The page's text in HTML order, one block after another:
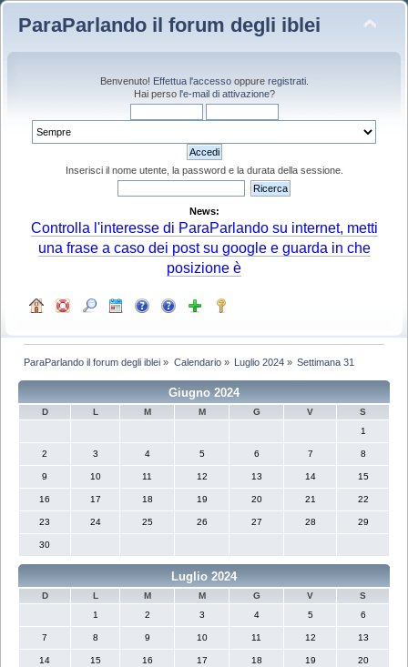
ParaParlando il forum degli iblei
Benvenuto! Effettua l'accessooppure registrati.
Hai perso l'e-mail di attivazione?
Inserisci il nome utente, la password e la durata della sessione.
News:
Controlla l'interesse di ParaParlando su internet, metti
una frase a caso dei post su google e guarda in che
posizione è
ParaParlando il forum degli iblei » Calendario» Luglio 2024» Settimana 31
Giugno 2024
D L M M G V
S
1
2 3 4 5 6 7 8
9 10 11 12 13 14 15
16 17 18 19 20 21 22
23 24 25 26 27 28 29
30
Luglio 2024
D L M M G V
S
1
2 3 4 5 6
7 8 9 10 11 12 13
14 15 16 17 18 19 20